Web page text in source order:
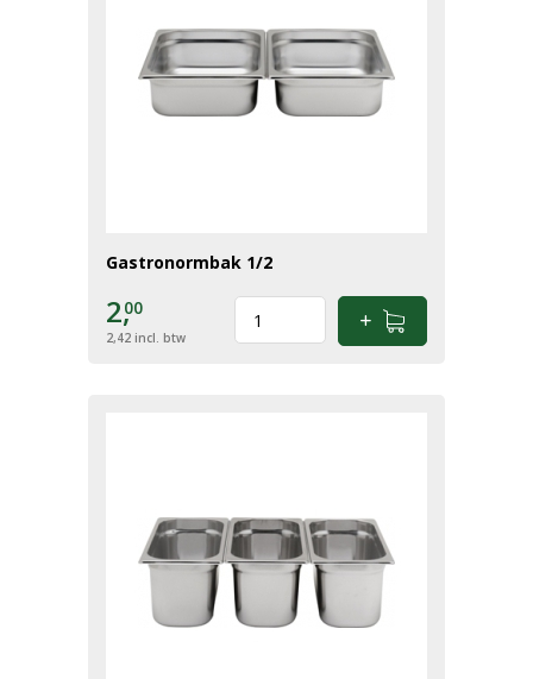
Gastronormbak 1/2
2,00
2,42 incl. btw